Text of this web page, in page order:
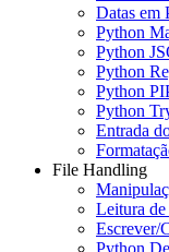
Datas em
Python
Python
Python
Python
Python
Entrada
File Handling
Leitura
Escrever/
Python